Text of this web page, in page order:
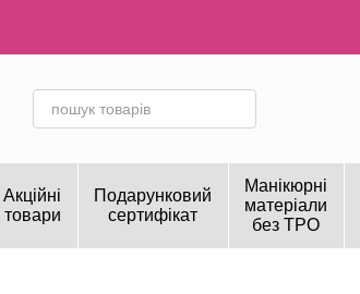
Акційні
товари
Подарунковий
сертифікат
Манікюрні
матеріали
без TPO